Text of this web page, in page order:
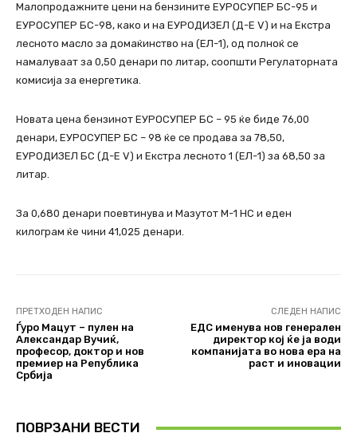
Малопродажните цени на бензините ЕУРОСУПЕР БС-95 и
ЕУРОСУПЕР БС-98, како и на ЕУРОДИЗЕЛ (Д-Е V) и на Екстра
лесното масло за домаќинство на (ЕЛ-1), од полноќ се
намалуваат за 0,50 денари по литар, соопшти Регулаторната
комисија за енергетика.
Новата цена бензинот ЕУРОСУПЕР БС – 95 ќе биде 76,00
денари, ЕУРОСУПЕР БС – 98 ќе се продава за 78,50,
ЕУРОДИЗЕЛ БС (Д-Е V) и Екстра лесното 1 (ЕЛ-1) за 68,50 за
литар.
За 0,680 денари поевтинува и Мазутот М-1 НС и еден
килограм ќе чини 41,025 денари.
ПРЕТХОДЕН НАПИС
Ѓуро Мацут – пулен на
Aлександар Вучиќ,
професор, доктор и нов
премиер на Република
Србија
СЛЕДЕН НАПИС
ЕДС именува нов генерален
директор кој ќе ја води
компанијата во нова ера на
раст и иновации
ПОВРЗАНИ ВЕСТИ